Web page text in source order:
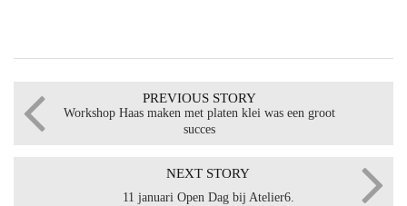
PREVIOUS STORY
Workshop Haas maken met platen klei was een groot
succes
NEXT STORY
11 januari Open Dag bij Atelier6.